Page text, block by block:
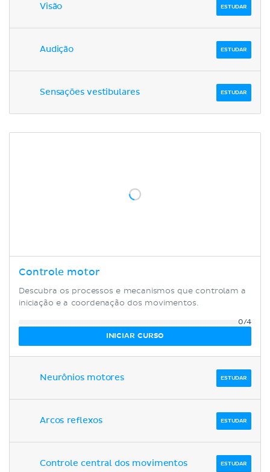
Visão ESTUDAR
Audição ESTUDAR
Sensações vestibulares ESTUDAR
Controle motor
Descubra os processos e mecanismos que controlam a
iniciação e a coordenação dos movimentos.
0/4
INICIAR CURSO
Neurônios motores ESTUDAR
Arcos reflexos ESTUDAR
Controle central dos movimentos ESTUDAR